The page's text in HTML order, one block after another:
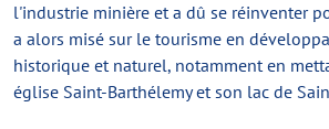
l'industrie minière et a dû se réinventer
a alors misé sur le tourisme en
historique et naturel, notamment en
église Saint-Barthélemy et son lac de